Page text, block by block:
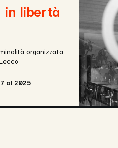
in libertà
organizzata
al 2025